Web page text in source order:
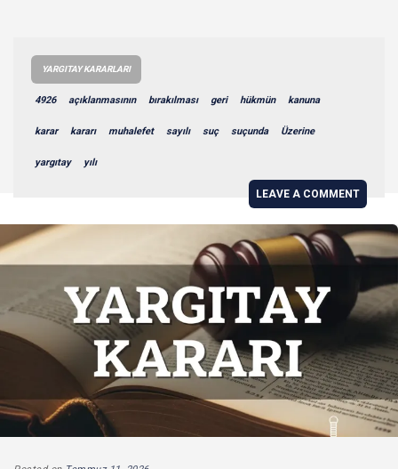
YARGITAY KARARLARI
4926 açıklanmasının bırakılması geri hükmün kanuna
karar kararı muhalefet sayılı suç suçunda Üzerine
yargıtay yılı
LEAVE A COMMENT